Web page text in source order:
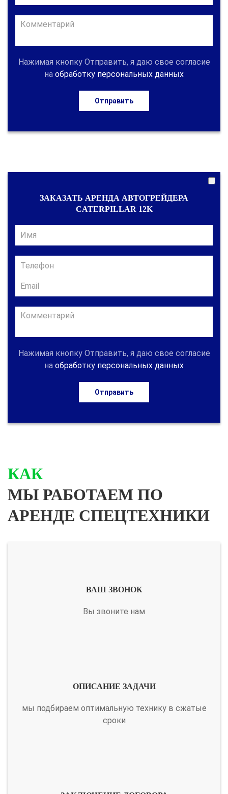
Нажимая кнопку Отправить, я даю свое согласие
на обработку персональных данных
Отправить
ЗАКАЗАТЬ АРЕНДА АВТОГРЕЙДЕРА
CATERPILLAR 12K
Нажимая кнопку Отправить, я даю свое согласие
на обработку персональных данных
Отправить
КАК
МЫ РАБОТАЕМ ПО
АРЕНДЕ СПЕЦТЕХНИКИ
ВАШ ЗВОНОК
Вы звоните нам
ОПИСАНИЕ ЗАДАЧИ
мы подбираем оптимальную технику в сжатые
сроки